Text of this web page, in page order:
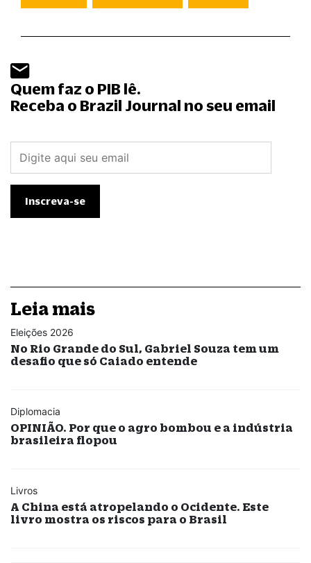
Quem faz o PIB lê.
Receba o Brazil Journal no seu email
Leia mais
Eleições 2026
No Rio Grande do Sul, Gabriel Souza tem um
desafio que só Caiado entende
Diplomacia
OPINIÃO. Por que o agro bombou e a indústria
brasileira flopou
Livros
A China está atropelando o Ocidente. Este
livro mostra os riscos para o Brasil